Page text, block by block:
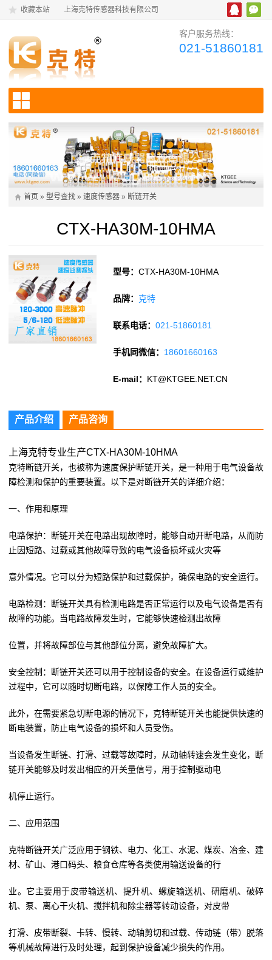
收藏本站 上海克特传感器科技有限公司
客户服务热线：
021-51860181
首页 » 型号查找 » 速度传感器 » 断链开关
CTX-HA30M-10HMA
型号：CTX-HA30M-10HMA
品牌： 克特
联系电话：021-51860181
手机同微信： 18601660163
E-mail： KT@KTGEE.NET.CN
产品介绍 产品咨询
上海克特专业生产CTX-HA30M-10HMA
克特断链开关，也被称为速度保护断链开关，是一种用于电气设备故
障检测和保护的重要装置。以下是对断链开关的详细介绍：
一、作用和原理
电路保护：断链开关在电路出现故障时，能够自动开断电路，从而防
止因短路、过载或其他故障导致的电气设备损坏或火灾等
意外情况。它可以分为短路保护和过载保护，确保电路的安全运行。
电路检测：断链开关具有检测电路是否正常运行以及电气设备是否有
故障的功能。当电路故障发生时，它能够快速检测出故障
位置，并将故障部位与其他部位分离，避免故障扩大。
安全控制：断链开关还可以用于控制设备的安全。在设备运行或维护
过程中，它可以随时切断电路，以保障工作人员的安全。
此外，在需要紧急切断电源的情况下，克特断链开关也能提供快速的
断电装置，防止电气设备的损坏和人员受伤。
当设备发生断链、打滑、过载等故障时，从动轴转速会发生变化，断
链开关能够及时发出相应的开关量信号，用于控制驱动电
机停止运行。
二、应用范围
克特断链开关广泛应用于钢铁、电力、化工、水泥、煤炭、冶金、建
材、矿山、港口码头、粮食仓库等各类使用输送设备的行
业。它主要用于皮带输送机、提升机、螺旋输送机、研磨机、破碎
机、泵、离心干火机、搅拌机和除尘器等转动设备，对皮带
打滑、皮带断裂、卡转、慢转、动轴剪切和过载、传动链（带）脱落
等机械故障进行及时处理，起到保护设备减少损失的作用。